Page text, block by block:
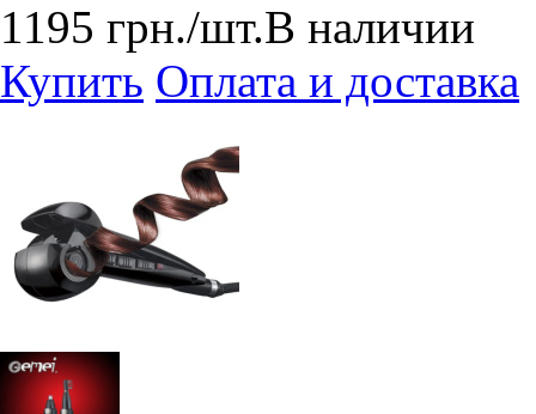
1195 грн./шт.В наличии
Купить Оплата и доставка